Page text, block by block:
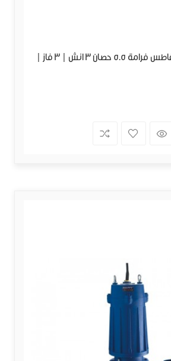
مضخة ماء هابي غاطس فرامة 5.5 حصان 3 انش | 3 فاز |